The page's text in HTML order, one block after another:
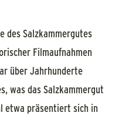
des Salzkammergutes
Filmaufnahmen
über Jahrhunderte
was das Salzkammergut
etwa präsentiert sich in